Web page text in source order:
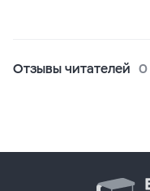
Отзывы читателей 0